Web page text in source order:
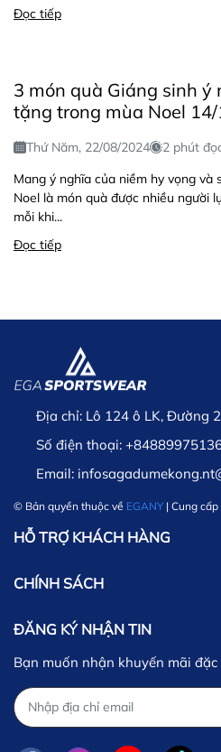
Đọc tiếp
3 món quà Giáng sinh ý
tặng trong mùa Noel
Thứ Năm, 22/08/2024
2 phút
Mang ý nghĩa của niềm hy vọng và
Noel là món quà được nhiều người
mỗi khi...
Đọc tiếp
Địa chỉ: Lô 124 ô LK, Đường
Số điện thoại:
Email:
© Bản quyền thuộc về EGANY | Cung cấp
HỖ TRỢ KHÁCH HÀNG
CHÍNH SÁCH
ĐĂNG KÝ NHẬN TIN
Bạn muốn nhận khuyến mãi